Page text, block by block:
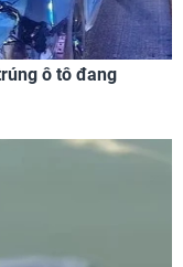
ô tô đang